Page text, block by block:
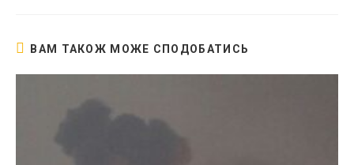
ВАМ ТАКОЖ МОЖЕ СПОДОБАТИСЬ